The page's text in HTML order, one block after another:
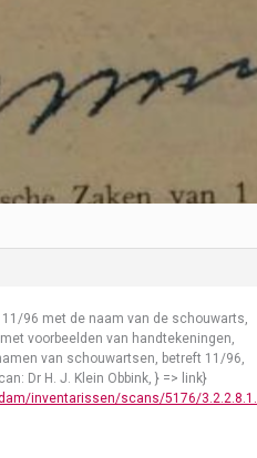
96 met de naam van de schouwarts,
voorbeelden van handtekeningen,
van schouwartsen, betreft 11/96,
Dr H. J. Klein Obbink, } => link}
inventarissen/scans/5176/